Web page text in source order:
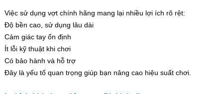
Việc sử dụng vợt chính hãng mang lại nhiều lợi ích rõ rệt:
Độ bền cao, sử dụng lâu dài
Cảm giác tay ổn định
Ít lỗi kỹ thuật khi chơi
Có bảo hành và hỗ trợ
Đây là yếu tố quan trọng giúp bạn nâng cao hiệu suất chơi.